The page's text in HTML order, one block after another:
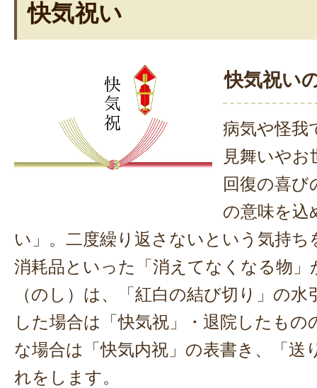
快気祝い
快気祝い
病気や怪我
見舞いや
回復の喜
の意味を込
い」。二度繰り返さないという気持ち
消耗品といった「消えてなくなる物」
（のし）は、「紅白の結び切り」の
した場合は「快気祝」・退院したもの
な場合は「快気内祝」の表書き、「送
れをします。